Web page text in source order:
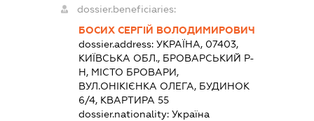
dossier.beneficiaries:
БОСИХ СЕРГІЙ ВОЛОДИМИРОВИЧ
dossier.address: УКРАЇНА, 07403,
КИЇВСЬКА ОБЛ., БРОВАРСЬКИЙ Р-
Н, МІСТО БРОВАРИ,
ВУЛ.ОНІКІЄНКА ОЛЕГА, БУДИНОК
6/4, КВАРТИРА 55
dossier.nationality: Україна